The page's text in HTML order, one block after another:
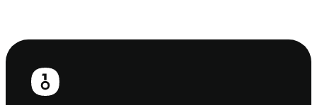
Pie